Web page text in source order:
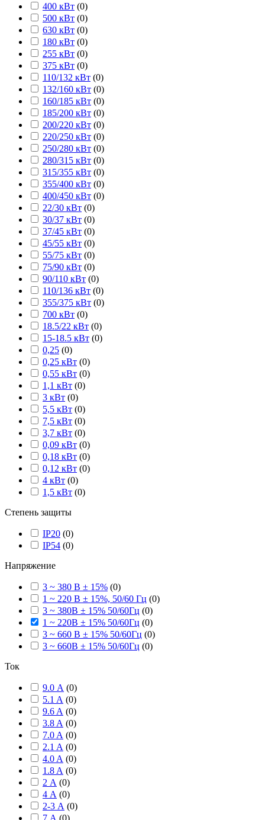
400 кВт (0)
500 кВт (0)
630 кВт (0)
180 кВт (0)
255 кВт (0)
375 кВт (0)
110/132 кВт (0)
132/160 кВт (0)
160/185 кВт (0)
185/200 кВт (0)
200/220 кВт (0)
220/250 кВт (0)
250/280 кВт (0)
280/315 кВт (0)
315/355 кВт (0)
355/400 кВт (0)
400/450 кВт (0)
22/30 кВт (0)
30/37 кВт (0)
37/45 кВт (0)
45/55 кВт (0)
55/75 кВт (0)
75/90 кВт (0)
90/110 кВт (0)
110/136 кВт (0)
355/375 кВт (0)
700 кВт (0)
18.5/22 кВт (0)
15-18.5 кВт (0)
0,25 (0)
0,25 кВт (0)
0,55 кВт (0)
1,1 кВт (0)
3 кВт (0)
5,5 кВт (0)
7,5 кВт (0)
3,7 кВт (0)
0,09 кВт (0)
0,18 кВт (0)
0,12 кВт (0)
4 кВт (0)
1,5 кВт (0)
Степень защиты
IP20 (0)
IP54 (0)
Напряжение
3 ~ 380 В ± 15% (0)
1 ~ 220 В ± 15%, 50/60 Гц (0)
3 ~ 380В ± 15% 50/60Гц (0)
1 ~ 220В ± 15% 50/60Гц (0)
3 ~ 660 В ± 15% 50/60Гц (0)
3 ~ 660В ± 15% 50/60Гц (0)
Ток
9.0 А (0)
5.1 A (0)
9.6 A (0)
3.8 A (0)
7.0 A (0)
2.1 A (0)
4.0 A (0)
1.8 A (0)
2 А (0)
4 А (0)
2-3 А (0)
7 А (0)